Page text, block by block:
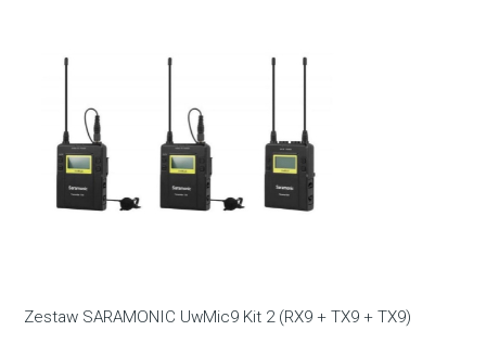
Zestaw SARAMONIC UwMic9 Kit 2 (RX9 + TX9 + TX9)